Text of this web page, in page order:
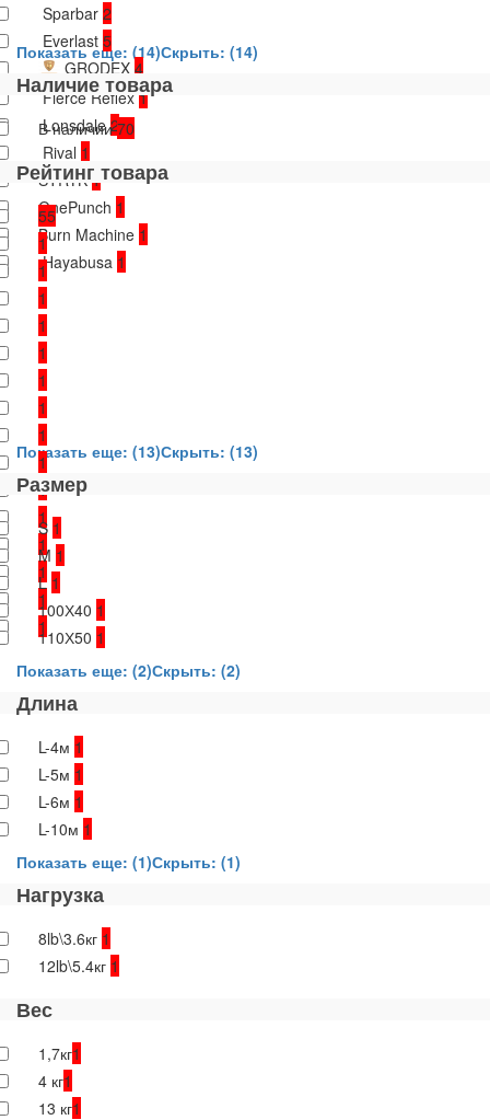
Sparbar 2
Everlast 5
GRODEX 4
Fierce Reflex1
Lonsdale2
Rival 1
STRYK1
OnePunch 1
Burn Machine 1
Hayabusa 1
Показать еще: (14)Скрыть: (14)
Наличие товара
В наличии70
Рейтинг товара
55
1
1
1
1
1
1
1
1
1
1
1
1
1
1
1
Показать еще: (13)Скрыть: (13)
Размер
S 1
M 1
L 1
100Х40 1
110Х50 1
Показать еще: (2)Скрыть: (2)
Длина
L-4м 1
L-5м 1
L-6м 1
L-10м 1
Показать еще: (1)Скрыть: (1)
Нагрузка
8lb\3.6кг 1
12lb\5.4кг 1
Вес
1,7кг1
4 кг1
13 кг1